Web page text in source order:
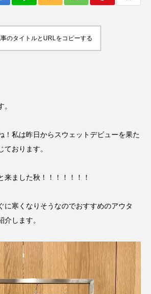
事のタイトルとURLをコピーする
！私は昨日からスウェットデビューを果た
ております。
来ました秋！！！！！！！
に寒くなりそうなのでおすすめのアウタ
介します。